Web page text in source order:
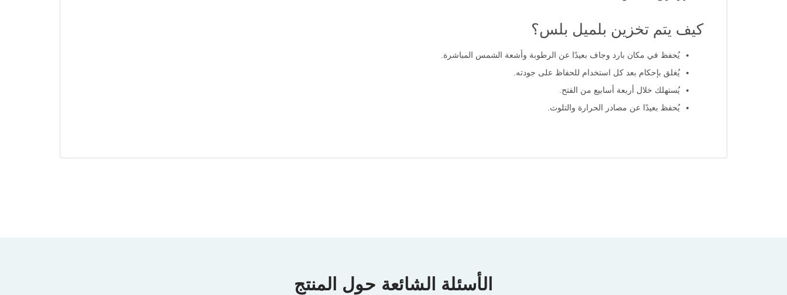
كيف يتم تخزين بلميل بلس؟
يُحفظ في مكان بارد وجاف بعيدًا عن الرطوبة وأشعة الشمس المباشرة.
يُغلق بإحكام بعد كل استخدام للحفاظ على جودته.
يُستهلك خلال أربعة أسابيع من الفتح.
يُحفظ بعيدًا عن مصادر الحرارة والتلوث.
الأسئلة الشائعة حول المنتج